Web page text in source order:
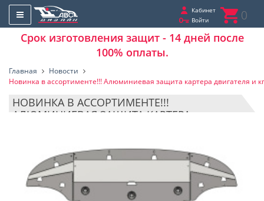
Кабинет
Войти
0
Срок изготовления защит - 14 дней после
100% оплаты.
Главная
Новости
Новинка в ассортименте!!! Алюминиевая защита картера двигателя и
НОВИНКА В АССОРТИМЕНТЕ!!!
АЛЮМИНИЕВАЯ ЗАЩИТА КАРТЕРА